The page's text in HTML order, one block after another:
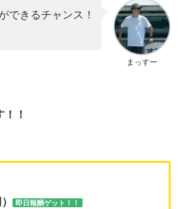
まっすー
できるチャンス！
！
即日報酬ゲット！！